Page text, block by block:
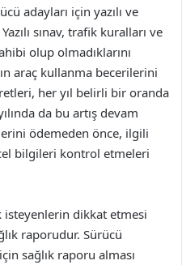
adayları için yazılı ve
sınav, trafik kuralları ve
olup olmadıklarını
araç kullanma becerilerini
her yıl belirli bir oranda
da bu artış devam
ödemeden önce, ilgili
bilgileri kontrol etmeleri
isteyenlerin dikkat etmesi
raporudur. Sürücü
sağlık raporu alması